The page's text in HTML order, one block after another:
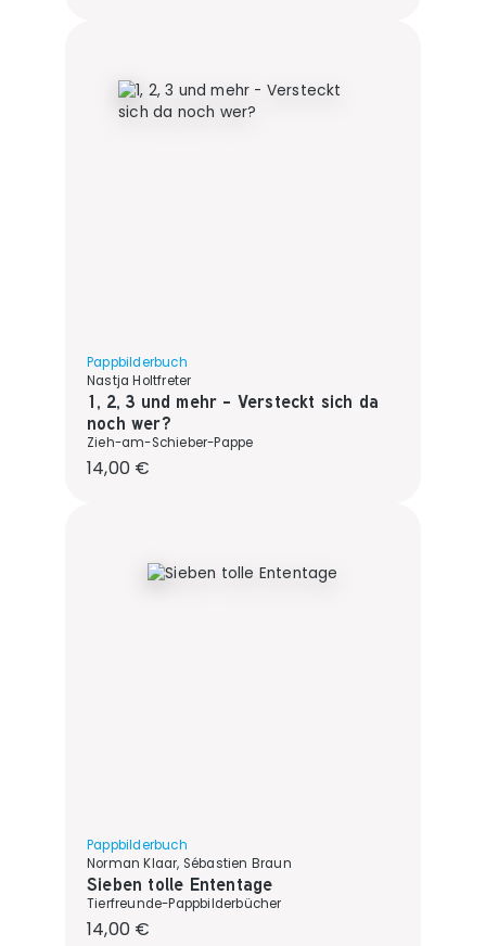
Pappbilderbuch
Nastja Holtfreter
1, 2, 3 und mehr - Versteckt sich da
noch wer?
Zieh-am-Schieber-Pappe
Regulärer Preis:
14,00 €
Pappbilderbuch
Norman Klaar, Sébastien Braun
Sieben tolle Ententage
Tierfreunde-Pappbilderbücher
Regulärer Preis:
14,00 €